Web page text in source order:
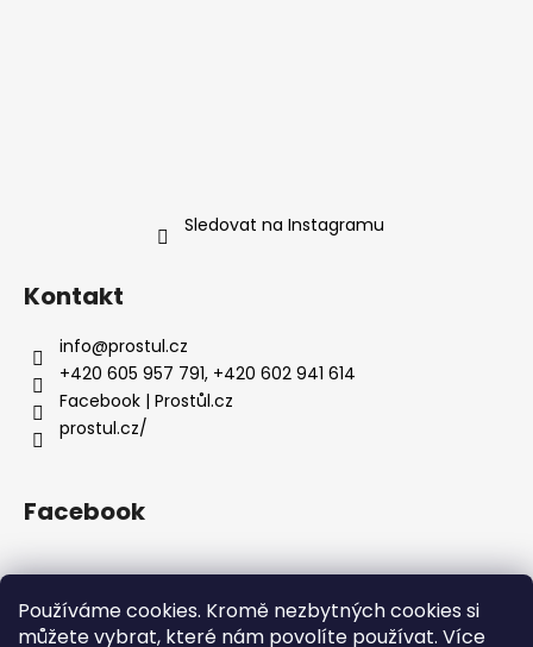
Používáme cookies. Kromě nezbytných cookies si
můžete vybrat, které nám povolíte používat. Více
Sledovat na Instagramu
Kontakt
info@prostul.cz
+420 605 957 791, +420 602 941 614
Facebook | Prostůl.cz
prostul.cz/
Facebook
Homepage Doprava a platba Obchodní podmínky